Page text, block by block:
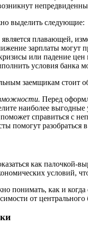
выделить следующие:
является плавающей,
зарплаты могут
или падение цен
условия банка
заемщикам стоит
Перед
наиболее
справиться с
помогут разобраться
как палочкой-
условий,
понимать, как и
от